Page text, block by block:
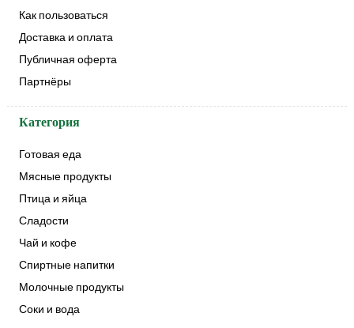
Как пользоваться
Доставка и оплата
Публичная оферта
Партнёры
Категория
Готовая еда
Мясные продукты
Птица и яйца
Сладости
Чай и кофе
Спиртные напитки
Молочные продукты
Соки и вода